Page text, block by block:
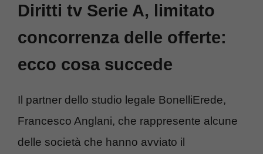
Diritti tv Serie A, limitato
concorrenza delle offerte:
ecco cosa succede
Il partner dello studio legale BonelliErede,
Francesco Anglani, che rappresente alcune
delle società che hanno avviato il